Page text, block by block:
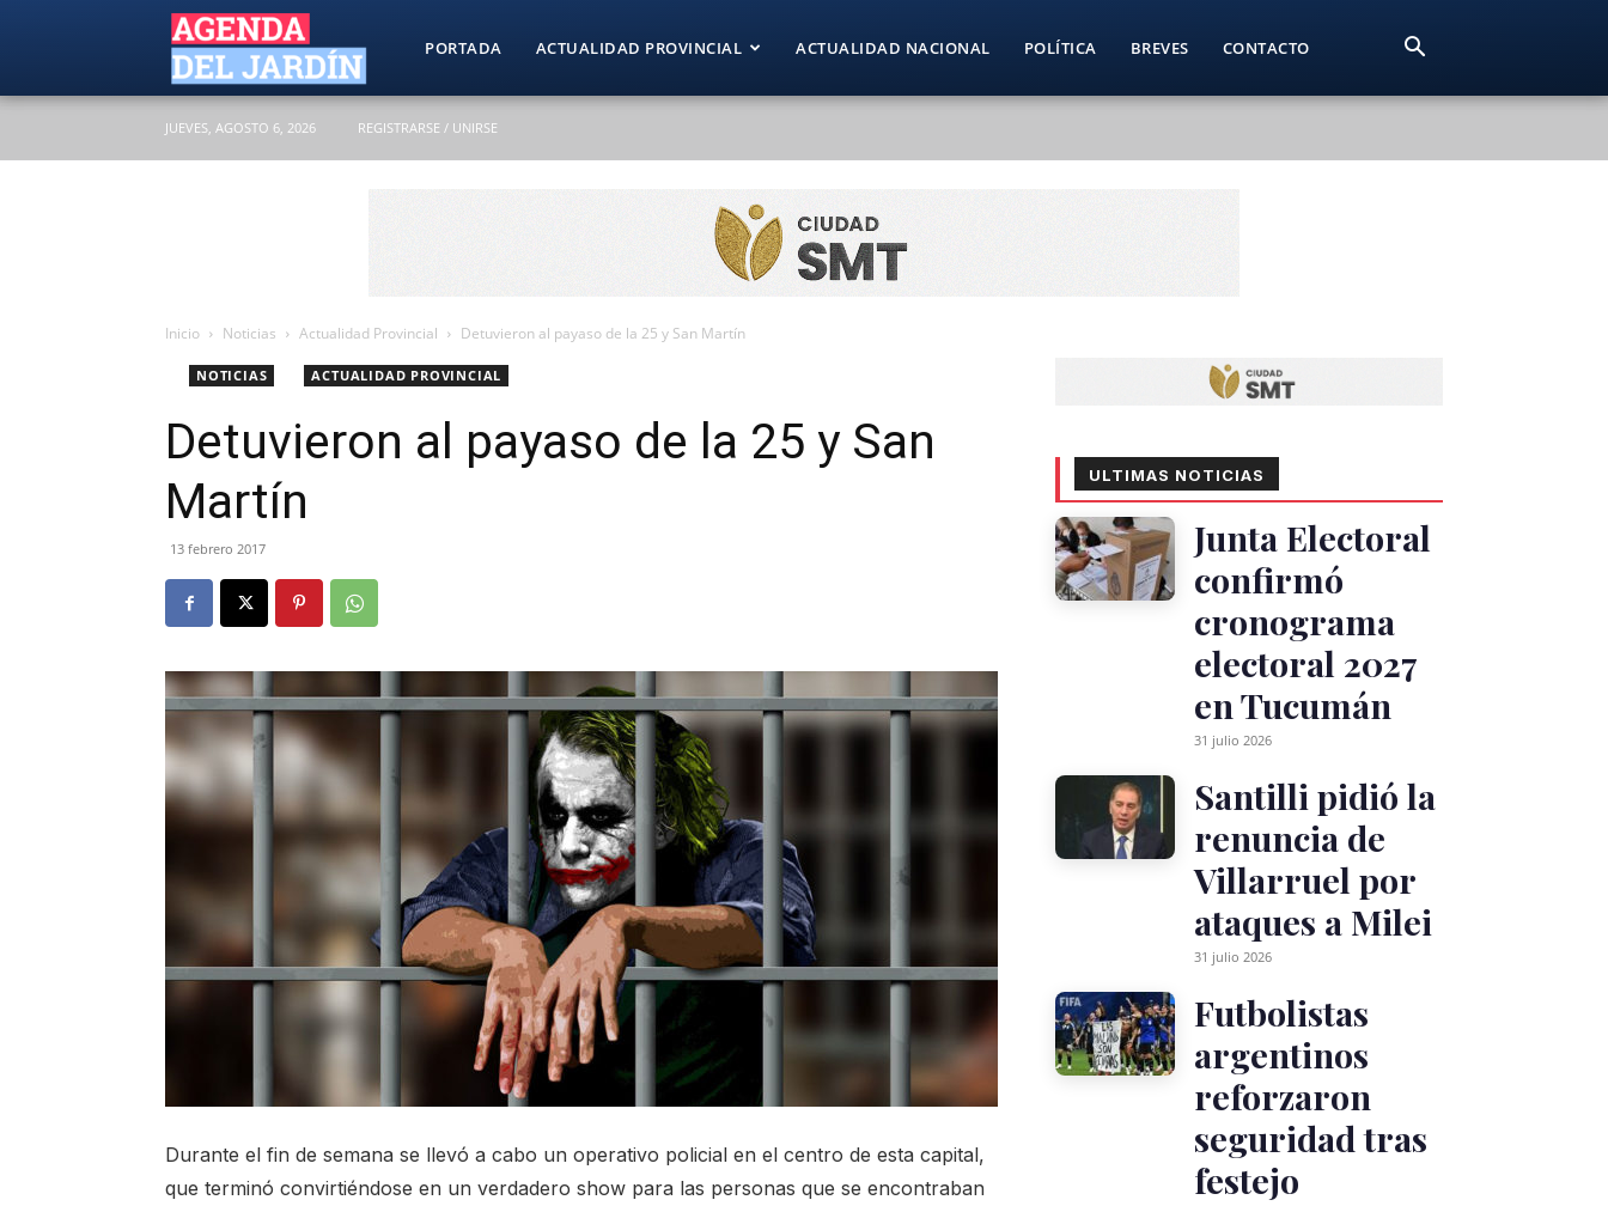
Agenda
PORTADA ACTUALIDAD PROVINCIAL ACTUALIDAD NACIONAL POLÍTICA BREVES CONTACTO
JUEVES, AGOSTO 6, 2026 REGISTRARSE / UNIRSE
Inicio Noticias Actualidad Provincial Detuvieron al payaso de la 25 y San Martín
NOTICIAS ACTUALIDAD PROVINCIAL
Detuvieron al payaso de la 25 y San
Martín
13 febrero 2017
Durante el fin de semana se llevó a cabo un operativo policial en el centro de esta capital,
que terminó convirtiéndose en un verdadero show para las personas que se encontraban
ULTIMAS NOTICIAS
Junta Electoral
confirmó
cronograma
electoral 2027
en Tucumán
31 julio 2026
Santilli pidió la
renuncia de
Villarruel por
ataques a Milei
31 julio 2026
Futbolistas
argentinos
reforzaron
seguridad tras
festejo